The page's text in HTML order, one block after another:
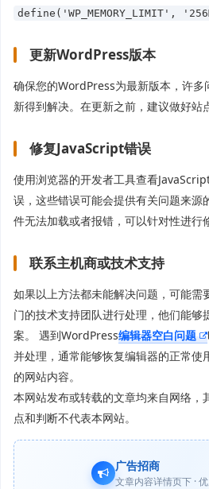
define('WP_MEMORY_LIMIT',
更新WordPress版本
确保您的WordPress为最新版本，许
新得到解决。在更新之前，建议做好站
修复JavaScript错误
使用浏览器的开发者工具查看
误，这些错误可能会提供有关问题来源
件无法加载或者报错，可以针对性进行
联系主机商或技术支持
如果以上方法都未能解决问题，可能需
门的技术支持团队进行处理，他们能够
案。 遇到WordPress编辑器空白问题
并处理，通常能够恢复编辑器的正常使
的网站内容。
本网站发布或转载的文章均来自网络，
点和判断不代表本网站。
广告招商
文章内容详情页下 ·